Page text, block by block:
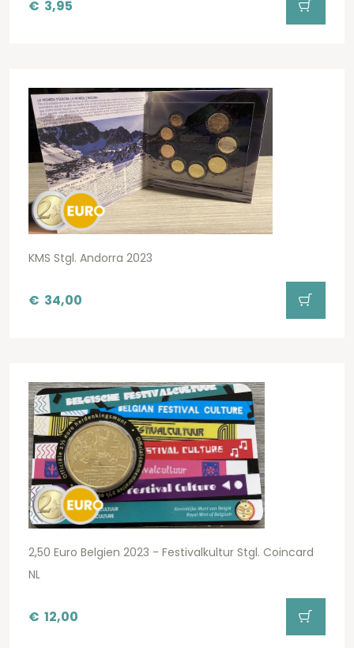
€ 3,95
KMS Stgl. Andorra 2023
€ 34,00
2,50 Euro Belgien 2023 - Festivalkultur Stgl. Coincard
NL
€ 12,00